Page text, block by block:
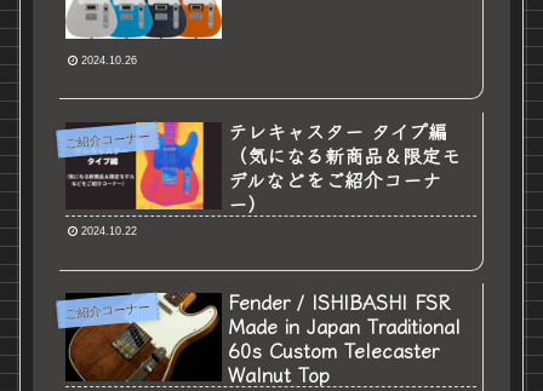
2024.10.26
ご紹介コーナー
テレキャスター タイプ編
（気になる新商品＆限定モ
デルなどをご紹介コーナ
ー）
2024.10.22
ご紹介コーナー
Fender / ISHIBASHI FSR
Made in Japan Traditional
60s Custom Telecaster
Walnut Top